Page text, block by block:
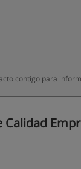
contigo para